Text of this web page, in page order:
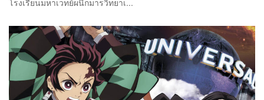
โรงเรียนมหาเวทย์ผนึกมารวิทยาเ...